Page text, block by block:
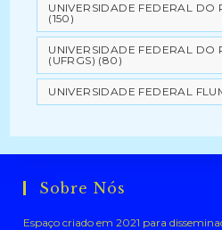
UNIVERSIDADE FEDERAL DO
(150)
UNIVERSIDADE FEDERAL DO
(UFRGS) (80)
UNIVERSIDADE FEDERAL
Sobre Nós
Espaço criado em 2021 para